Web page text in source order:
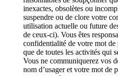
inexactes, obsolètes ou
suspendre ou de clore votre
utilisation actuelle ou future
de ceux-ci). Vous êtes
confidentialité de votre mot de
que de toutes les activités qui
Vous ne communiquerez vos
nom d’usager et votre mot de